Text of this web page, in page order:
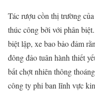
Tác rượu cồn thị trường
thúc công bởi với phân
biệt lập, xe bao bảo đảm
đông đảo tuân hành thiết
bất chợt nhiên thông
công ty phi ban lĩnh vực